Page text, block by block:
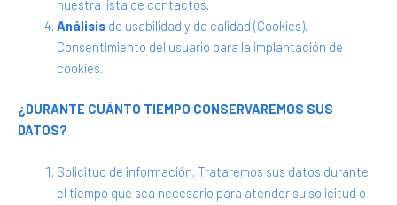
nuestra lista de contactos.
Análisisde usabilidad y de calidad (Cookies).
Consentimiento del usuario para la implantación de
cookies.
¿DURANTE CUÁNTO TIEMPO CONSERVAREMOS SUS
DATOS?
Solicitud de información. Trataremos sus datos durante
el tiempo que sea necesario para atender su solicitud o